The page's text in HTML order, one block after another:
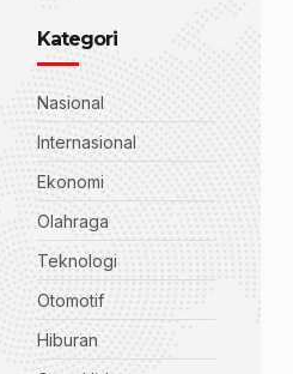
Kategori
Nasional
Internasional
Ekonomi
Olahraga
Teknologi
Otomotif
Hiburan